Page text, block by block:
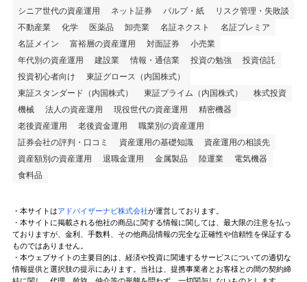
シニア世代の資産運用
ネット証券 パルプ・紙
リスク管理・失敗談
不動産業
化学 医薬品 卸売業 名証ネクスト
名証プレミア
名証メイン
富裕層の資産運用 対面証券
小売業
年代別の資産運用
建設業 情報・通信業 投資の勉強
投資信託
投資初心者向け
東証グロース（内国株式）
東証スタンダード（内国株式）
東証プライム（内国株式）
株式投資
機械
法人の資産運用 現役世代の資産運用
精密機器
老後資産運用
老後資金運用
職業別の資産運用
証券会社の評判・口コミ
資産運用の基礎知識
資産運用の相談先
資産額別の資産運用
退職金運用 金属製品 陸運業
電気機器
食料品
・本サイトはアドバイザーナビ株式会社が運営しております。
・本サイトに掲載される他社の商品に関する情報に関しては、最大限の注意を払っ
ておりますが、金利、手数料、その他商品情報の完全な正確性や信頼性を保証する
ものではありません。
・本ウェブサイトの主要目的は、経済や投資に関連するサービスについての適切な
情報提供と選択肢の提示にあります。当社は、提携事業者とお客様との間の契約締